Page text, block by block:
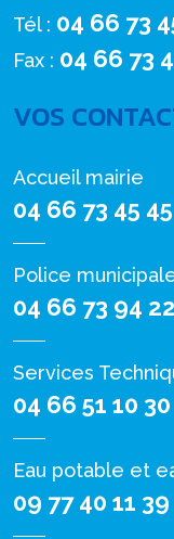
Tél : 04 66 73
Fax : 04 66 73
VOS
Accueil mairie
04 66 73 45 45
Police
04 66 73 94 22
Services
04 66 51 10 30
Eau potable et
09 77 40 11 39